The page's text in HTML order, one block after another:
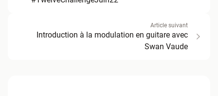
Article suivant
Introduction à la modulation en guitare avec
Swan Vaude